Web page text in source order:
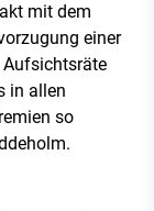
mit dem
einer
in allen
so